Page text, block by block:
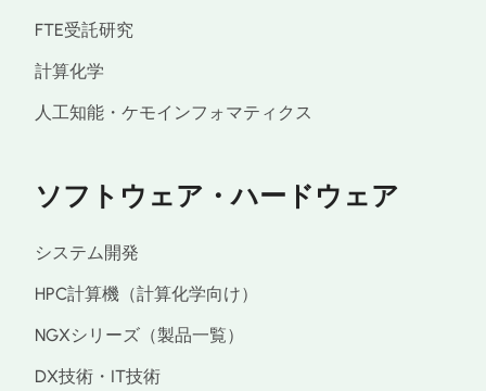
FTE受託研究
計算化学
人工知能・ケモインフォマティクス
ソフトウェア・ハードウェア
システム開発
HPC計算機（計算化学向け）
NGXシリーズ（製品一覧）
DX技術・IT技術